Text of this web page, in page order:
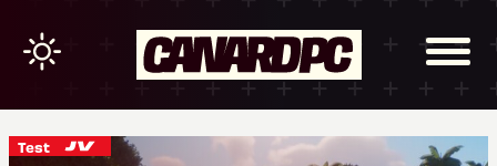
Test